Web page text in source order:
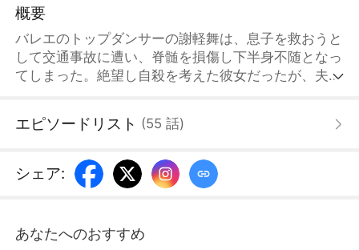
概要
バレエのトップダンサーの謝軽舞は、息子を救おうと
して交通事故に遭い、脊髄を損傷し下半身不随となっ
てしまった。絶望し自殺を考えた彼女だったが、夫・
中で、かつては罪悪感に苛まれていた夫と息子は、次
いることを悟った軽舞は、ついに自らの命を絶つ道を
選んだ。ところが、悪意ある秘書・斉嫣然の巧妙な誘
自分たちが取り返しのつかない過ちを犯したことを悟
エピソードリスト (55 話)
シェア:
あなたへのおすすめ